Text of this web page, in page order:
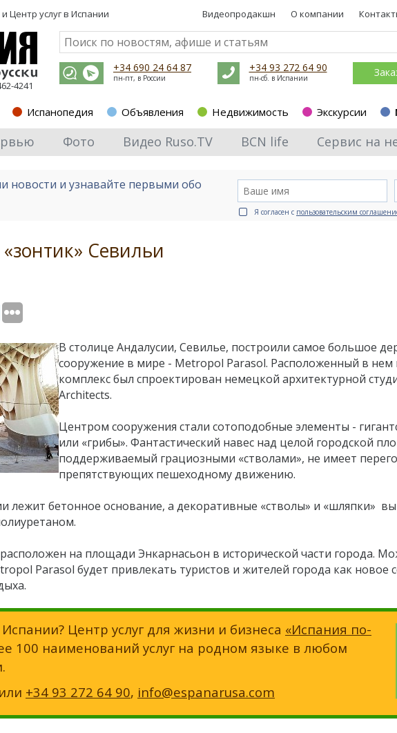
Центр услуг в Испании Видеопродакшн О компании
4241
+34 690 24 64 87
пн-пт, в России
+34 93 272 64 90
пн-сб. в Испании
Испанопедия Объявления Недвижимость Экскурсии
Фото Видео Ruso.TV BCN life Сервис на
новости и узнавайте первыми обо
Я согласен с пользовательским
Севильи
В столице Андалусии, Севилье, построили самое большое
сооружение в мире - Metropol Parasol. Расположенный в нем
комплекс был спроектирован немецкой архитектурной
Architects.
Центром сооружения стали сотоподобные элементы -
или «грибы». Фантастический навес над целой городской
поддерживаемый грациозными «стволами», не имеет
препятствующих пешеходному движению.
лежит бетонное основание, а декоративные «стволы» и «шляпки»
на площади Энкарнасьон в исторической части города.
Parasol будет привлекать туристов и жителей города как новое
Центр услуг для жизни и бизнеса «Испания по-
100 наименований услуг на родном языке в любом
или +34 93 272 64 90, info@espanarusa.com